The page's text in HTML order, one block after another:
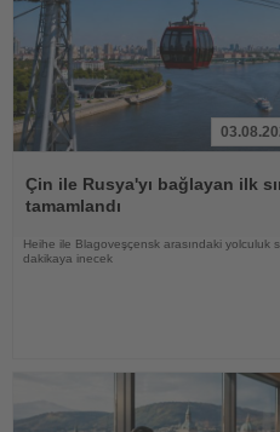
Oku
Çin ile Rusya'yı bağlayan ilk
tamamlandı
Heihe ile Blagoveşçensk arasındaki yolculuk
dakikaya inecek